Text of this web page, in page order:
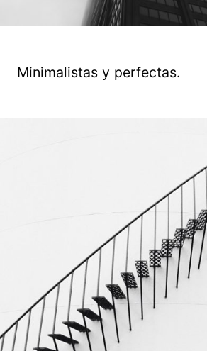
Minimalistas y perfectas.